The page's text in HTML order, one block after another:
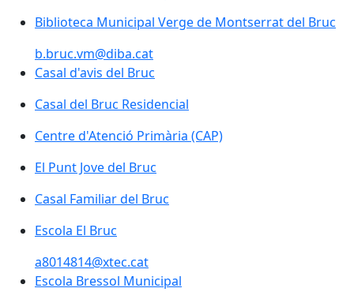
Biblioteca Municipal Verge de Montserrat del Bruc
b.bruc.vm@diba.cat
Casal d'avis del Bruc
Casal del Bruc Residencial
Centre d'Atenció Primària (CAP)
El Punt Jove del Bruc
Casal Familiar del Bruc
Escola El Bruc
a8014814@xtec.cat
Escola Bressol Municipal